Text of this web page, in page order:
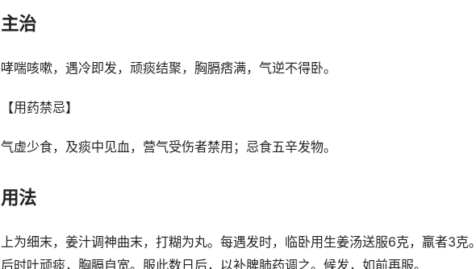
主治
哮喘咳嗽，遇冷即发，顽痰结聚，胸膈痞满，气逆不得卧。
【用药禁忌】
气虚少食，及痰中见血，营气受伤者禁用；忌食五辛发物。
用法
上为细末，姜汁调神曲末，打糊为丸。每遇发时，临卧用生姜汤送服6克，羸者3克
后时吐顽痰，胸膈自宽。服此数日后，以补脾肺药调之。候发，如前再服。